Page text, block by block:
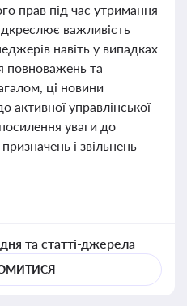
прав під час утримання
важливість
навіть у випадках
повноважень та
ці новини
активної управлінської
уваги до
і звільнень
та статті-джерела